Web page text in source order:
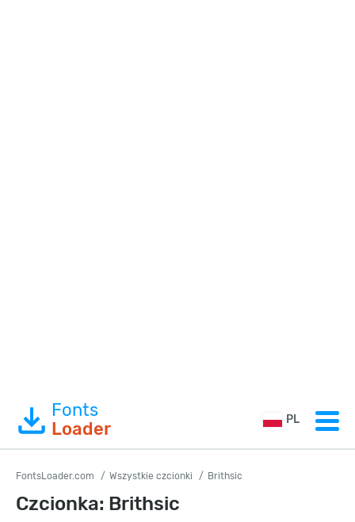
Fonts
Loader
PL
FontsLoader.com Wszystkie czcionki Brithsic
Czcionka: Brithsic